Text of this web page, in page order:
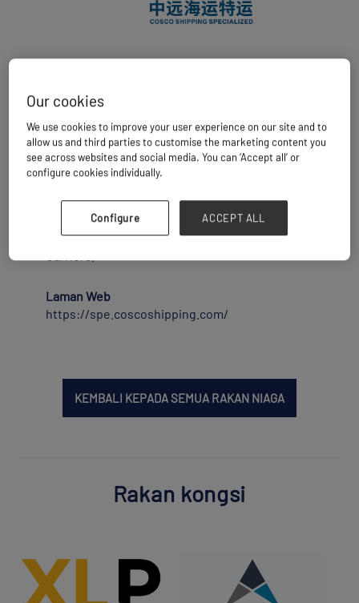
pengendalian kargo angkat berat dan
mempunyai rekod prestasi yang panjang dan
diiktiraf secara meluas dalam menyediakan
pengangkutan dan pemasangan pelbagai
peralatan luar pesisir yang besar dengan
selamat dan pantas melalui operasi
Angkat/Angkat. Di Amerika Utara, COSCO
SHIPPING Heavy Transport berfungsi sebagai
wakil pemilik COSCO SHIPPING Specialized
Laman Web
https://spe.coscoshipping.com/
KEMBALI KEPADA SEMUA RAKAN NIAGA
Rakan kongsi
Our cookies
We use cookies to improve your user experience on our site and to
allow us and third parties to customise the marketing content you
see across websites and social media. You can ‘Accept all’ or
configure cookies individually.
Configure ACCEPT ALL